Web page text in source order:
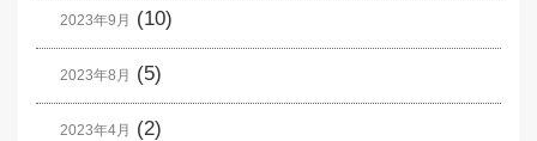
2023年9月 (10)
2023年8月 (5)
2023年4月 (2)